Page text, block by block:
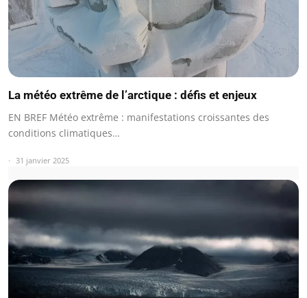
La météo extrême de l’arctique : défis et enjeux
EN BREF Météo extrême : manifestations croissantes des
conditions climatiques…
31 janvier 2025